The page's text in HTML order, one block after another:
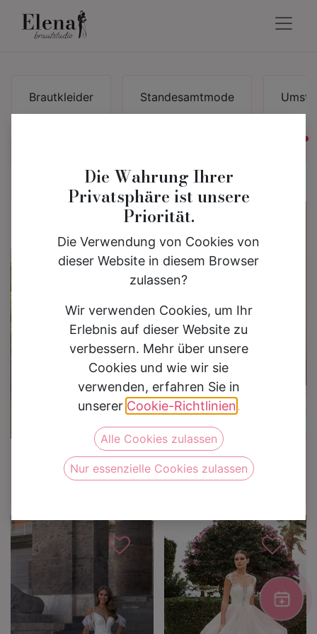
Brautkleider Standesamtmode
Brautkleider
Brautkleid 3532
Brautkleider
Brautkleid 8243
Die Wahrung Ihrer
Privatsphäre ist unsere
Priorität.
Die Verwendung von Cookies von
dieser Website in diesem Browser
zulassen?
Wir verwenden Cookies, um Ihr
Erlebnis auf dieser Website zu
verbessern. Mehr über unsere
Cookies und wie wir sie
verwenden, erfahren Sie in
unserer Cookie-Richtlinien.
Alle Cookies zulassen
Nur essenzielle Cookies zulassen